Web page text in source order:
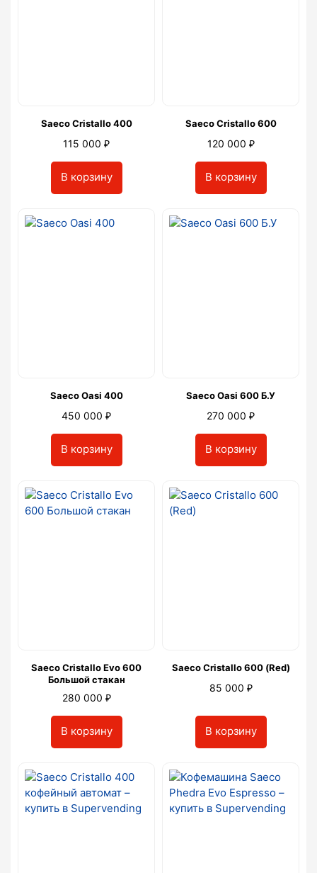
Saeco Cristallo 400
115 000 ₽
В корзину
Saeco Cristallo 600
120 000 ₽
В корзину
Saeco Oasi 400
450 000 ₽
В корзину
Saeco Oasi 600 Б.У
270 000 ₽
В корзину
Saeco Cristallo Evo 600
Большой стакан
280 000 ₽
В корзину
Saeco Cristallo 600 (Red)
85 000 ₽
В корзину